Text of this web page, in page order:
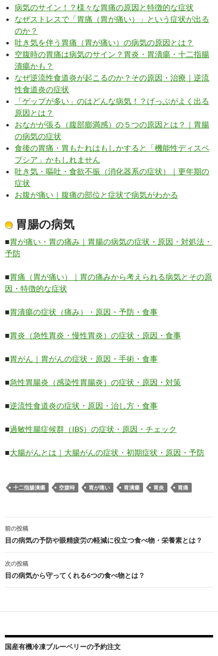
病気のサイン！？様々な胃痛の原因と特徴的な症状
なぜストレスで「胃痛（胃が痛い）」という症状が出る
のか？
吐き気を伴う胃痛（胃が痛い）の病気の原因とは？
空腹時の胃痛は病気のサイン？胃炎・胃潰瘍・十二指腸
潰瘍かも？
なぜ逆流性食道炎が起こるのか？その原因・治療｜逆流
性食道炎の症状
「ゲップが多い」のはどんな病気！？げっぷがよく出る
原因とは？
おなかが張る（腹部膨満感）の５つの原因とは？｜胃腸
の病気の症状
食後の胃痛・胃もたれはもしかすると「機能性ディスペ
プシア」かもしれません
吐き気・嘔吐・食欲不振（消化器系の症状）｜更年期の
症状
お腹が痛い｜腹痛の部位と症状で病気がわかる
胃腸の病気
■胃が痛い・胃の痛み｜胃腸の病気の症状・原因・対処法・
予防
■胃痛（胃が痛い）｜胃の痛みから考えられる病気とその原
因・特徴的な症状
■胃潰瘍の症状（痛み）・原因・予防・食事
■胃炎（急性胃炎・慢性胃炎）の症状・原因・食事
■胃がん｜胃がんの症状・原因・手術・食事
■急性胃腸炎（感染性胃腸炎）の症状・原因・対策
■逆流性食道炎の症状・原因・治し方・食事
■過敏性腸症候群（IBS）の症状・原因・チェック
■大腸がんとは｜大腸がんの症状・初期症状・原因・予防
十二指腸潰瘍 空腹時 胃が痛い 胃潰瘍 胃炎 胃痛
投
稿
ナ
ビ
ゲ
ー
ョ
前の投稿
目の病気の予防や眼精疲労の軽減に役立つ食べ物・栄養素とは？
次の投稿
目の病気から守ってくれる6つの食べ物とは？
国産有機冷凍ブルーベリーの予約注文